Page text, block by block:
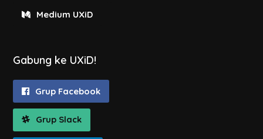
Medium UXiD
Gabung ke UXiD!
Grup Facebook
Grup Slack